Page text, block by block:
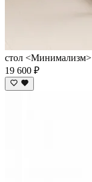
стол <Минимализм>
19 600 ₽